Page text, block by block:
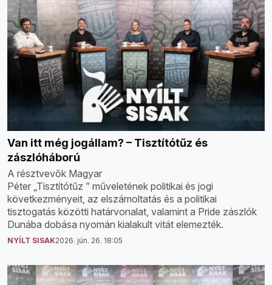
Van itt még jogállam? – Tisztítótűz és
zászlóháború
A résztvevők Magyar
Péter „Tisztítótűz ” műveletének politikai és jogi
következményeit, az elszámoltatás és a politikai
tisztogatás közötti határvonalat, valamint a Pride zászlók
Dunába dobása nyomán kialakult vitát elemezték.
NYÍLT SISAK2026. jún. 26. 18:05